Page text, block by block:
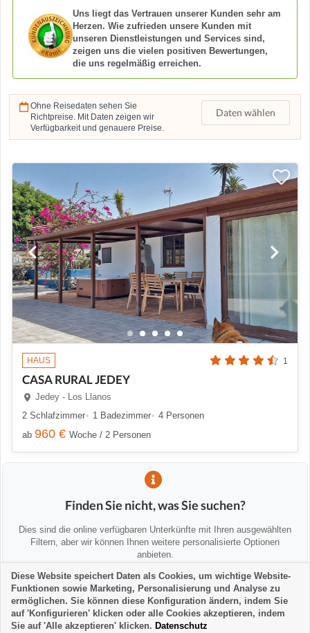
Uns liegt das Vertrauen unserer Kunden sehr am
Herzen. Wie zufrieden unsere Kunden mit
unseren Dienstleistungen und Services sind,
zeigen uns die vielen positiven Bewertungen,
die uns regelmäßig erreichen.
Ohne Reisedaten sehen Sie
Richtpreise. Mit Daten zeigen wir
Verfügbarkeit und genauere Preise.
Daten wählen
HAUS 1
CASA RURAL JEDEY
Jedey - Los Llanos
2 Schlafzimmer
1 Badezimmer
4 Personen
ab 960 € Woche / 2 Personen
Finden Sie nicht, was Sie suchen?
Dies sind die online verfügbaren Unterkünfte mit Ihren ausgewählten
Filtern, aber wir können Ihnen weitere personalisierte Optionen
anbieten.
💡 Wir helfen Ihnen persönlich
Kontaktieren Sie uns, um Alternativen zu finden oder Sie zu beraten:
Diese Website speichert Daten als Cookies, um wichtige Website-
Funktionen sowie Marketing, Personalisierung und Analyse zu
ermöglichen. Sie können diese Konfiguration ändern, indem Sie
auf 'Konfigurieren' klicken oder alle Cookies akzeptieren, indem
Sie auf 'Alle akzeptieren' klicken. Datenschutz